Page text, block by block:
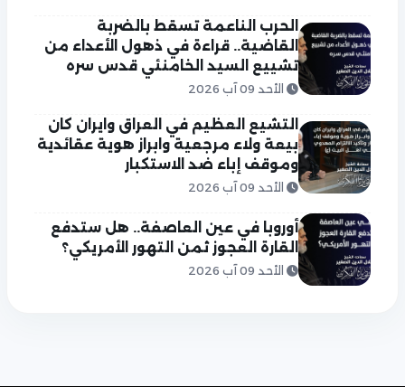
الحرب الناعمة تسقط بالضربة
القاضية.. قراءة في ذهول الأعداء من
تشييع السيد الخامنئي قدس سره
الأحد 09 آب 2026
التشيع العظيم في العراق وايران كان
بيعة ولاء مرجعية وابراز هوية عقائدية
وموقف إباء ضد الاستكبار
الأحد 09 آب 2026
أوروبا في عين العاصفة.. هل ستدفع
القارة العجوز ثمن التهور الأمريكي؟
الأحد 09 آب 2026